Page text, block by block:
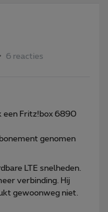
6 reacties
een Fritz!box 6890
genomen
LTE snelheden.
verbinding. Hij
gewoonweg niet.